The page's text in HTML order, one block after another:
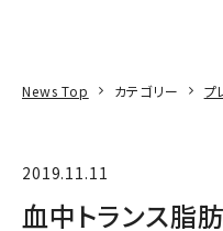
News Top カテゴリー プ
2019.11.11
血中トランス脂